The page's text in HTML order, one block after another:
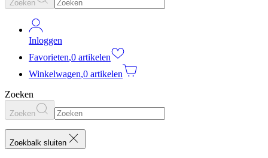
Zoeken
Inloggen
Favorieten,0 artikelen
Winkelwagen,0 artikelen
Zoeken
Zoeken
Zoekbalk sluiten